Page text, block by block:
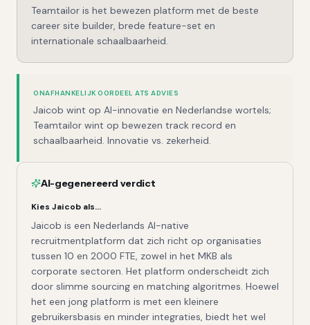
Teamtailor is het bewezen platform met de beste
career site builder, brede feature-set en
internationale schaalbaarheid.
ONAFHANKELIJK OORDEEL ATS ADVIES
Jaicob wint op AI-innovatie en Nederlandse wortels;
Teamtailor wint op bewezen track record en
schaalbaarheid. Innovatie vs. zekerheid.
AI-gegenereerd verdict
Kies Jaicob als…
Jaicob is een Nederlands AI-native
recruitmentplatform dat zich richt op organisaties
tussen 10 en 2000 FTE, zowel in het MKB als
corporate sectoren. Het platform onderscheidt zich
door slimme sourcing en matching algoritmes. Hoewel
het een jong platform is met een kleinere
gebruikersbasis en minder integraties, biedt het wel